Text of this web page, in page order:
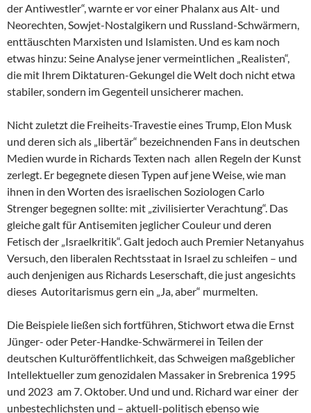
der Antiwestler“, warnte er vor einer Phalanx aus Alt- und
Neorechten, Sowjet-Nostalgikern und Russland-Schwärmern,
enttäuschten Marxisten und Islamisten. Und es kam noch
etwas hinzu: Seine Analyse jener vermeintlichen „Realisten“,
die mit Ihrem Diktaturen-Gekungel die Welt doch nicht etwa
stabiler, sondern im Gegenteil unsicherer machen.
Nicht zuletzt die Freiheits-Travestie eines Trump, Elon Musk
und deren sich als „libertär“ bezeichnenden Fans in deutschen
Medien wurde in Richards Texten nach allen Regeln der Kunst
zerlegt. Er begegnete diesen Typen auf jene Weise, wie man
ihnen in den Worten des israelischen Soziologen Carlo
Strenger begegnen sollte: mit „zivilisierter Verachtung“. Das
gleiche galt für Antisemiten jeglicher Couleur und deren
Fetisch der „Israelkritik“. Galt jedoch auch Premier Netanyahus
Versuch, den liberalen Rechtsstaat in Israel zu schleifen – und
auch denjenigen aus Richards Leserschaft, die just angesichts
dieses Autoritarismus gern ein „Ja, aber“ murmelten.
Die Beispiele ließen sich fortführen, Stichwort etwa die Ernst
Jünger- oder Peter-Handke-Schwärmerei in Teilen der
deutschen Kulturöffentlichkeit, das Schweigen maßgeblicher
Intellektueller zum genozidalen Massaker in Srebrenica 1995
und 2023 am 7. Oktober. Und und und. Richard war einer der
unbestechlichsten und – aktuell-politisch ebenso wie